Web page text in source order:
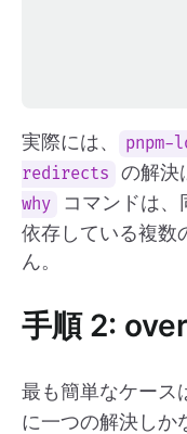
実際には、 pnpm-
redirects
の解決
why
コマンドは、
依存している複数
ん。
手順 2:
最も簡単なケース
に一つの解決しか